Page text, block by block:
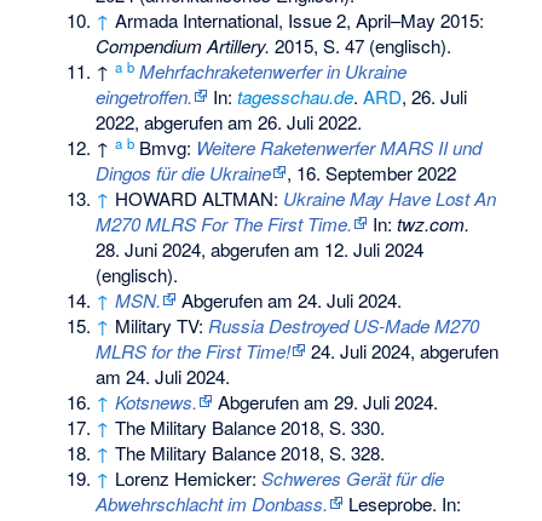
↑ Armada International, Issue 2, April–May 2015:
Compendium Artillery. 2015, S. 47 (englisch).
↑a b Mehrfachraketenwerfer in Ukraine
eingetroffen.
In:tagesschau.de.ARD, 26. Juli
2022, abgerufen am 26. Juli 2022.
↑a b Bmvg: Weitere Raketenwerfer MARS II und
Dingos für die Ukraine
, 16. September 2022
↑ HOWARD ALTMAN: Ukraine May Have Lost An
M270 MLRS For The First Time.
In:twz.com.
28. Juni 2024, abgerufen am 12. Juli 2024
(englisch).
↑ MSN. Abgerufen am 24. Juli 2024.
↑ Military TV:Russia Destroyed US-Made M270
MLRS for the First Time!
24. Juli 2024, abgerufen
am 24. Juli 2024.
↑ Kotsnews. Abgerufen am 29. Juli 2024.
↑ The Military Balance 2018, S. 330.
↑ The Military Balance 2018, S. 328.
↑ Lorenz Hemicker:Schweres Gerät für die
Abwehrschlacht im Donbass.
Leseprobe. In: